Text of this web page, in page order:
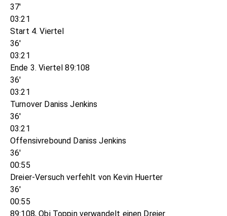
37'
03:21
Start 4. Viertel
36'
03:21
Ende 3. Viertel 89:108
36'
03:21
Turnover Daniss Jenkins
36'
03:21
Offensivrebound Daniss Jenkins
36'
00:55
Dreier-Versuch verfehlt von Kevin Huerter
36'
00:55
89:108, Obi Toppin verwandelt einen Dreier